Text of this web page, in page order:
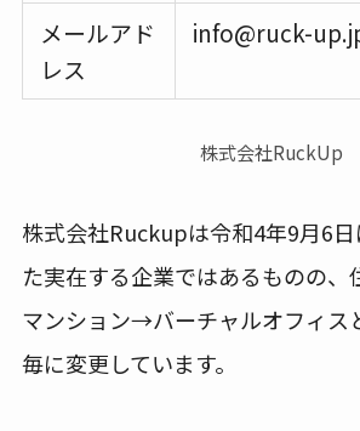
メールアド
レス
info@ruck-
株式会社RuckUp
株式会社Ruckupは令和4年9月6
た実在する企業ではあるものの
マンション→バーチャルオフィス
毎に変更しています。